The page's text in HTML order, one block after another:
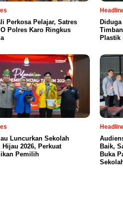
Perkosa Pelajar, Satres
Polres Karo Ringkus
Plastik
Luncurkan Sekolah
Hijau 2026, Perkuat
Pemilih
Baik,
Buka